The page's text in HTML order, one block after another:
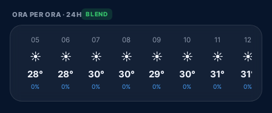
ORA PER ORA · 24H BLEND
05
☀️
28°
0%
06
☀️
28°
0%
07
☀️
30°
0%
08
☀️
30°
0%
09
☀️
29°
0%
10
☀️
30°
0%
11
☀️
31°
0%
12
☀️
31°
0%